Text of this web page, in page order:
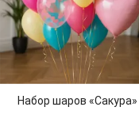
Набор шаров «Сакура»